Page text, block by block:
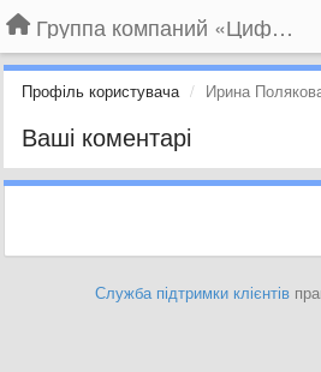
Группа компаний «Цифрабар»
Профіль користувача Ирина
Ваші коментарі
Служба підтримки клієнтів